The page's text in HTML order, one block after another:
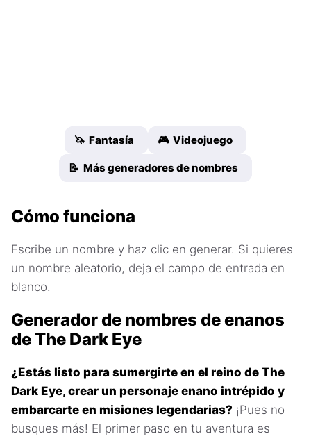
🦄 Fantasía 🎮 Videojuego
📝 Más generadores de nombres
Cómo funciona
Escribe un nombre y haz clic en generar. Si quieres
un nombre aleatorio, deja el campo de entrada en
blanco.
Generador de nombres de enanos
de The Dark Eye
¿Estás listo para sumergirte en el reino de The
Dark Eye, crear un personaje enano intrépido y
embarcarte en misiones legendarias? ¡Pues no
busques más! El primer paso en tu aventura es